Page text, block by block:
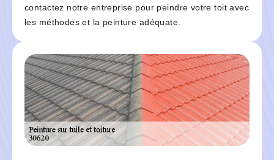
contactez notre entreprise pour peindre votre toit avec
les méthodes et la peinture adéquate.